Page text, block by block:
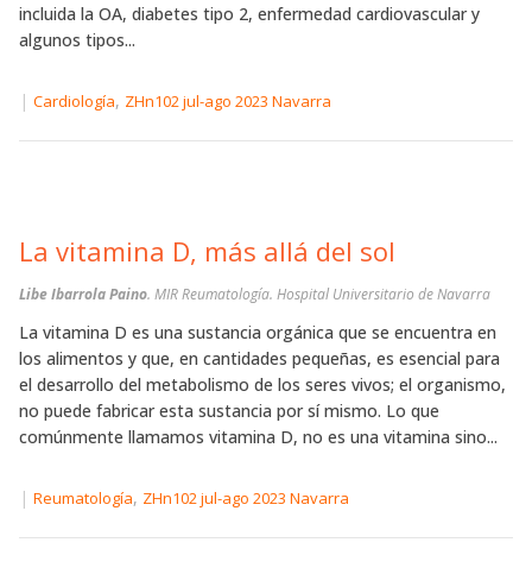
incluida la OA, diabetes tipo 2, enfermedad cardiovascular y
algunos tipos...
| Cardiología, ZHn102 jul-ago 2023 Navarra
La vitamina D, más allá del sol
Libe Ibarrola Paino. MIR Reumatología. Hospital Universitario de Navarra
La vitamina D es una sustancia orgánica que se encuentra en
los alimentos y que, en cantidades pequeñas, es esencial para
el desarrollo del metabolismo de los seres vivos; el organismo,
no puede fabricar esta sustancia por sí mismo. Lo que
comúnmente llamamos vitamina D, no es una vitamina sino...
| Reumatología, ZHn102 jul-ago 2023 Navarra